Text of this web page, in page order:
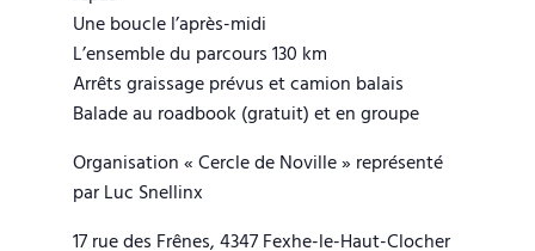
Une boucle l’après-midi
L’ensemble du parcours 130 km
Arrêts graissage prévus et camion balais
Balade au roadbook (gratuit) et en groupe
Organisation « Cercle de Noville » représenté
par Luc Snellinx
17 rue des Frênes, 4347 Fexhe-le-Haut-Clocher